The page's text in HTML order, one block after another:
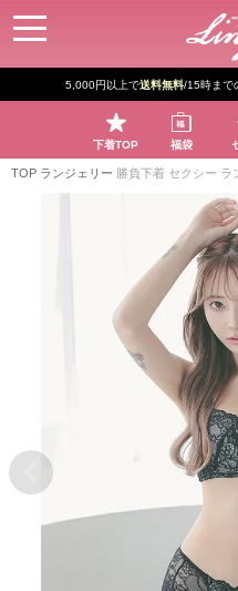
5,000円以上で送料無料/15時まで
下着TOP 福袋
TOP ランジェリー 勝負下着 セクシー